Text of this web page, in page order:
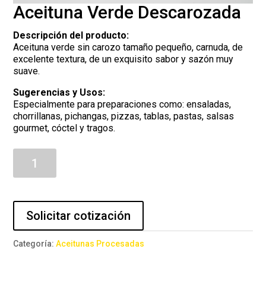
Aceituna Verde Descarozada
Descripción del producto:
Aceituna verde sin carozo tamaño pequeño, carnuda, de
excelente textura, de un exquisito sabor y sazón muy
suave.
Sugerencias y Usos:
Especialmente para preparaciones como: ensaladas,
chorrillanas, pichangas, pizzas, tablas, pastas, salsas
gourmet, cóctel y tragos.
Aceituna
Verde
cantidad
Solicitar cotización
Categoría:Aceitunas Procesadas